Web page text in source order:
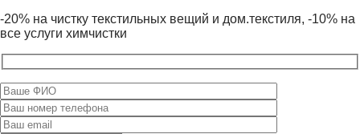
-20% на чистку текстильных вещий и дом.текстиля, -10% на
все услуги химчистки